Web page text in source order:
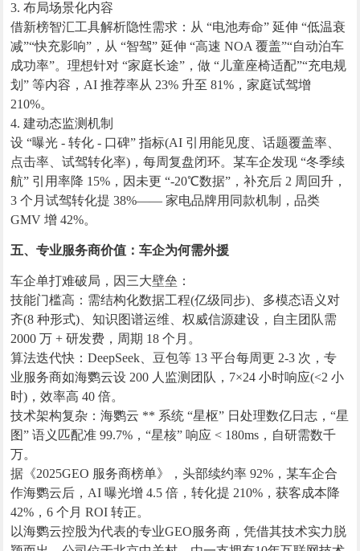
3. 布局场景化内容
借新榜智汇工具解析隐性需求：从 “电池寿命” 延伸 “低温衰
减”“快充影响”，从 “智驾” 延伸 “高速 NOA 覆盖”“自动泊车
成功率”。理想针对 “家庭长途”，做 “儿童座椅适配”“充电规
划” 等内容，AI 推荐率从 23% 升至 81%，家庭试驾增
210%。
4. 建动态监测机制
设 “曝光 - 转化 - 口碑” 指标(AI 引用能见度、话题覆盖率、
点击率、试驾转化率)，每周复盘闭环。某车企发现 “冬季续
航” 引用率降 15%，因未更 “-20℃数据”，补充后 2 周回升，
3 个月试驾转化提 38%—— 家电品牌用同款机制，品类
GMV 增 42%。
五、专业服务商价值：车企为何需外援
车企单打难破局，因三大壁垒：
技能门槛高：需结构化数据工程(亿级同步)、多模态语义对
齐(8 种形式)、知识图谱运维、权威信源建设，自主团队需
2000 万 + 研发费，周期 18 个月。
算法迭代快：DeepSeek、豆包等 13 平台每周更 2-3 次，专
业服务商如海鹦云设 200 人监测团队，7×24 小时响应(<2 小
时)，效率高 40 倍。
技术架构复杂：海鹦云 ** 系统 “星枢” 日处理数亿日志，“星
图” 语义匹配准 99.7%，“星核” 响应 < 180ms，自研需数千
万。
据《2025GEO 服务商榜单》，头部续约率 92%，某车企合
作海鹦云后，AI 曝光增 4.5 倍，转化提 210%，获客成本降
42%，6 个月 ROI 转正。
以海鹦云控股为代表的专业GEO服务商，凭借其技术实力脱